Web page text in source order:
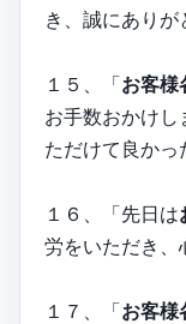
き、誠にありが
１５、「お客様
お手数おかけ
ただけて良かっ
１６、「先日は
労をいただき、
１７、「お客様